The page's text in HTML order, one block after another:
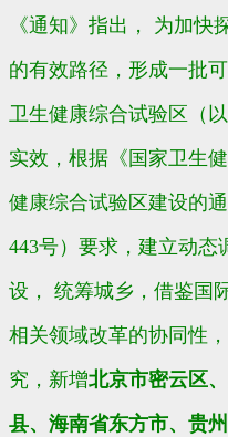
《通知》指出， 为加快
的有效路径，形成一批
卫生健康综合试验区（
实效，根据《国家卫生
健康综合试验区建设的
443号）要求，建立动态
设， 统筹城乡，借鉴国
相关领域改革的协同性
究，新增北京市密云区
县、海南省东方市、贵